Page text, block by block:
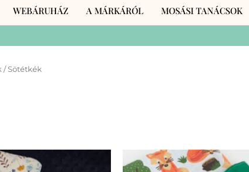
WEBÁRUHÁZ A MÁRKÁRÓL MOSÁSI TANÁCSOK
/ Sötétkék
a
a